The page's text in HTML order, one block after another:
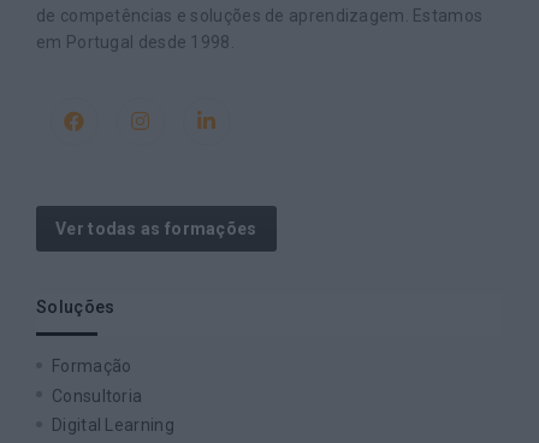
de competências e soluções de aprendizagem. Estamos
em Portugal desde 1998.
Ver todas as formações
Soluções
Formação
Consultoria
Digital Learning